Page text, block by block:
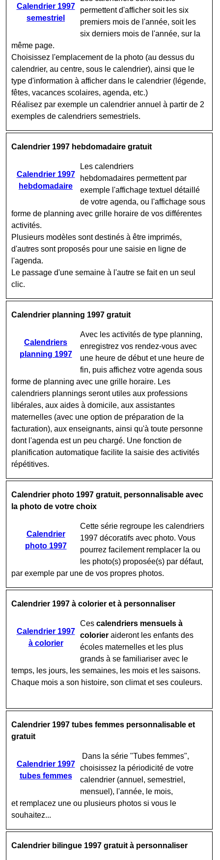
Calendrier 1997
semestriel
permettent d'afficher soit les six
premiers mois de l'année, soit les
six derniers mois de l'année, sur la
même page.
Choisissez l'emplacement de la photo (au dessus du
calendrier, au centre, sous le calendrier), ainsi que le
type d'information à afficher dans le calendrier (légende,
fêtes, vacances scolaires, agenda, etc.)
Réalisez par exemple un calendrier annuel à partir de 2
exemples de calendriers semestriels.
Calendrier 1997 hebdomadaire gratuit
Calendrier 1997
hebdomadaire
Les calendriers
hebdomadaires permettent par
exemple l'affichage textuel détaillé
de votre agenda, ou l'affichage sous
forme de planning avec grille horaire de vos différentes
activités.
Plusieurs modèles sont destinés à être imprimés,
d'autres sont proposés pour une saisie en ligne de
l'agenda.
Le passage d'une semaine à l'autre se fait en un seul
clic.
Calendrier planning 1997 gratuit
Calendriers
planning 1997
Avec les activités de type planning,
enregistrez vos rendez-vous avec
une heure de début et une heure de
fin, puis affichez votre agenda sous
forme de planning avec une grille horaire. Les
calendriers plannings seront utiles aux professions
libérales, aux aides à domicile, aux assistantes
maternelles (avec une option de préparation de la
facturation), aux enseignants, ainsi qu'à toute personne
dont l'agenda est un peu chargé. Une fonction de
planification automatique facilite la saisie des activités
répétitives.
Calendrier photo 1997 gratuit, personnalisable avec
la photo de votre choix
Calendrier
photo 1997
Cette série regroupe les calendriers
1997 décoratifs avec photo. Vous
pourrez facilement remplacer la ou
les photo(s) proposée(s) par défaut,
par exemple par une de vos propres photos.
Calendrier 1997 à colorier et à personnaliser
Calendrier 1997
à colorier
Ces calendriers mensuels à
colorier aideront les enfants des
écoles maternelles et les plus
grands à se familiariser avec le
temps, les jours, les semaines, les mois et les saisons.
Chaque mois a son histoire, son climat et ses couleurs.
Calendrier 1997 tubes femmes personnalisable et
gratuit
Calendrier 1997
tubes femmes
Dans la série "Tubes femmes",
choisissez la périodicité de votre
calendrier (annuel, semestriel,
mensuel), l'année, le mois,
et remplacez une ou plusieurs photos si vous le
souhaitez...
Calendrier bilingue 1997 gratuit à personnaliser